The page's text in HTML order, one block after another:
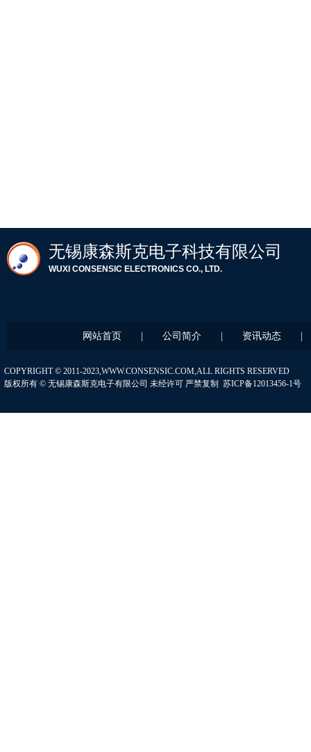
网站首页 公司简介 资讯动态
无锡康森斯克电子科技有限公司
WUXI CONSENSIC ELECTRONICS CO., LTD.
COPYRIGHT © 2011-2023,WWW.CONSENSIC.COM,ALL RIGHTS RESERVED
版权所有 © 无锡康森斯克电子有限公司 未经许可 严禁复制 苏ICP备12013456-1号